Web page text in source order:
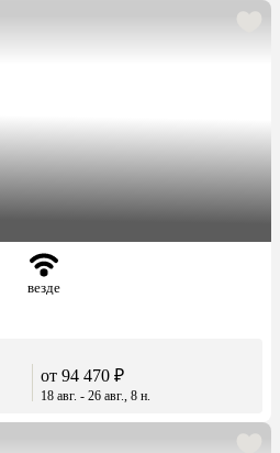
везде
от 94 470 ₽
18 авг. - 26 авг., 8 н.